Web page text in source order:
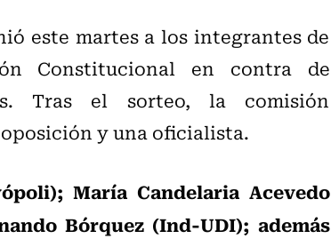
este martes a los integrantes de
Constitucional en contra de
Tras el sorteo, la comisión
y una oficialista.
María Candelaria Acevedo
Bórquez (Ind-UDI); además